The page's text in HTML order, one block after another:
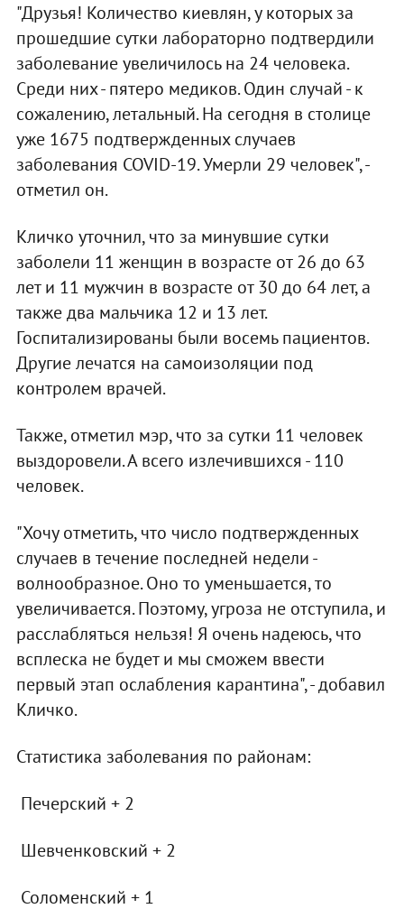
"Друзья! Количество киевлян, у которых за
прошедшие сутки лабораторно подтвердили
заболевание увеличилось на 24 человека.
Среди них - пятеро медиков. Один случай - к
сожалению, летальный. На сегодня в столице
уже 1675 подтвержденных случаев
заболевания COVID-19. Умерли 29 человек", -
отметил он.
Кличко уточнил, что за минувшие сутки
заболели 11 женщин в возрасте от 26 до 63
лет и 11 мужчин в возрасте от 30 до 64 лет, а
также два мальчика 12 и 13 лет.
Госпитализированы были восемь пациентов.
Другие лечатся на самоизоляции под
контролем врачей.
Также, отметил мэр, что за сутки 11 человек
выздоровели. А всего излечившихся - 110
человек.
"Хочу отметить, что число подтвержденных
случаев в течение последней недели -
волнообразное. Оно то уменьшается, то
увеличивается. Поэтому, угроза не отступила, и
расслабляться нельзя! Я очень надеюсь, что
всплеска не будет и мы сможем ввести
первый этап ослабления карантина", - добавил
Кличко.
Статистика заболевания по районам:
Печерский + 2
Шевченковский + 2
Соломенский + 1